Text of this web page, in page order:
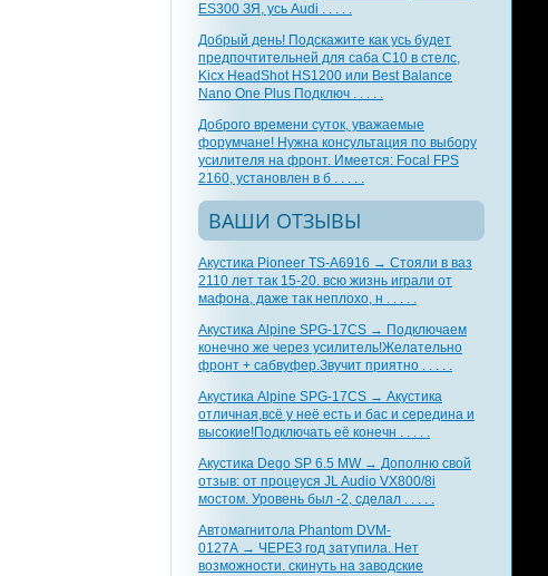
ES300 ЗЯ, усь Audi . . . . .
Добрый день! Подскажите как усь будет
предпочтительней для саба С10 в стелс,
Kicx HeadShot HS1200 или Best Balance
Nano One Plus Подключ . . . . .
Доброго времени суток, уважаемые
форумчане! Нужна консультация по выбору
усилителя на фронт. Имеется: Focal FPS
2160, установлен в б . . . . .
ВАШИ ОТЗЫВЫ
Акустика Pioneer TS-A6916 → Стояли в ваз
2110 лет так 15-20. всю жизнь играли от
мафона, даже так неплохо, н . . . . .
Акустика Alpine SPG-17CS → Подключаем
конечно же через усилитель!Желательно
фронт + сабвуфер.Звучит приятно . . . . .
Акустика Alpine SPG-17CS → Акустика
отличная,всё у неё есть и бас и середина и
высокие!Подключать её конечн . . . . .
Акустика Dego SP 6.5 MW → Дополню свой
отзыв: от процеуся JL Audio VX800/8i
мостом. Уровень был -2, сделал . . . . .
Автомагнитола Phantom DVM-
0127A → ЧЕРЕЗ год затупила. Нет
возможности. скинуть на заводские